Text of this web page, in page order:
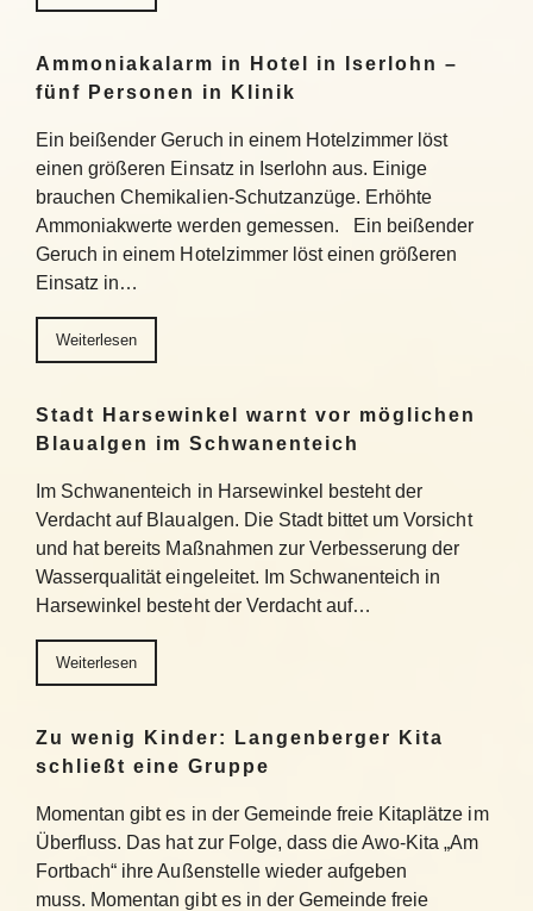
Ammoniakalarm in Hotel in Iserlohn –
fünf Personen in Klinik
Ein beißender Geruch in einem Hotelzimmer löst
einen größeren Einsatz in Iserlohn aus. Einige
brauchen Chemikalien-Schutzanzüge. Erhöhte
Ammoniakwerte werden gemessen. Ein beißender
Geruch in einem Hotelzimmer löst einen größeren
Einsatz in…
Weiterlesen
Stadt Harsewinkel warnt vor möglichen
Blaualgen im Schwanenteich
Im Schwanenteich in Harsewinkel besteht der
Verdacht auf Blaualgen. Die Stadt bittet um Vorsicht
und hat bereits Maßnahmen zur Verbesserung der
Wasserqualität eingeleitet. Im Schwanenteich in
Harsewinkel besteht der Verdacht auf…
Weiterlesen
Zu wenig Kinder: Langenberger Kita
schließt eine Gruppe
Momentan gibt es in der Gemeinde freie Kitaplätze im
Überfluss. Das hat zur Folge, dass die Awo-Kita „Am
Fortbach“ ihre Außenstelle wieder aufgeben
muss. Momentan gibt es in der Gemeinde freie